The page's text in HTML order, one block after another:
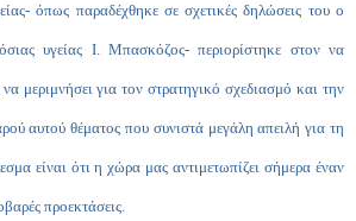
όπως παραδέχθηκε σε σχετικές δηλώσεις του ο
υγείας Ι. Μπασκόζος- περιορίστηκε στον να
να μεριμνήσει για τον στρατηγικό σχεδιασμό και την
αυτού θέματος που συνιστά μεγάλη απειλή για τη
είναι ότι η χώρα μας αντιμετωπίζει σήμερα έναν
προεκτάσεις.